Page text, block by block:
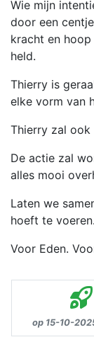
Wie mijn
door een
kracht en
held.
Thierry is
elke vorm van
Thierry zal
De actie zal
alles mooi
Laten we
hoeft te voeren.
Voor Eden.
op 15-10-